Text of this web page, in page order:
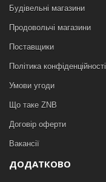
Будівельні магазини
Продовольчі магазини
Поставщики
Політика конфіденційності
Умови угоди
Що таке ZNB
Договір оферти
Вакансії
ДОДАТКОВО